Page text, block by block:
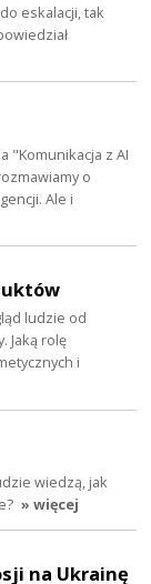
eskalacji, tak
"Komunikacja z AI
o
Ale i
ludzie od
Jaką rolę
i
wiedzą, jak
» więcej
na Ukrainę